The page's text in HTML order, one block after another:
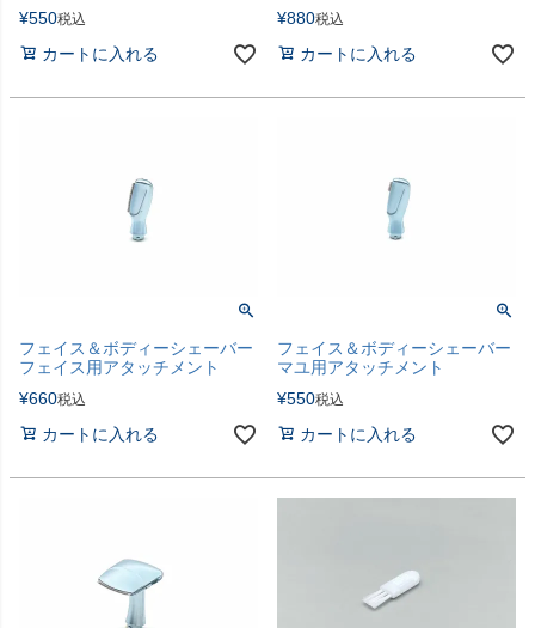
¥550税込
カートに入れる
¥880税込
カートに入れる
フェイス＆ボディーシェーバー
フェイス用アタッチメント
¥660税込
カートに入れる
フェイス＆ボディーシェーバー
マユ用アタッチメント
¥550税込
カートに入れる